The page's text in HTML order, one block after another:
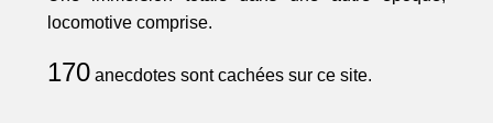
locomotive comprise.
170anecdotes sont cachées sur ce site.